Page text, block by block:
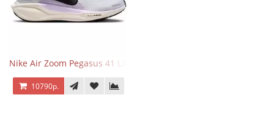
Nike Air Zoom Pegasus 41 Lilac Bloom
10790р.